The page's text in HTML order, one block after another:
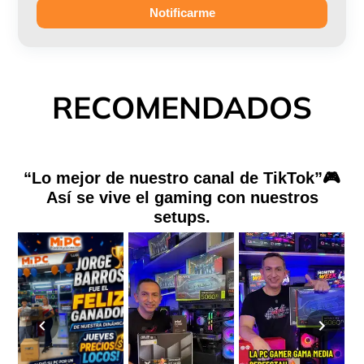
Notificarme
RECOMENDADOS
“Lo mejor de nuestro canal de TikTok”🎮
Así se vive el gaming con nuestros
setups.